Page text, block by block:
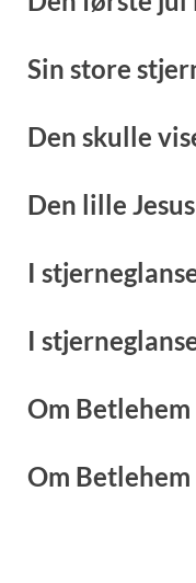
Sin store
Den skulle
Den lille
I
I
Om Betlehem
Om Betlehem